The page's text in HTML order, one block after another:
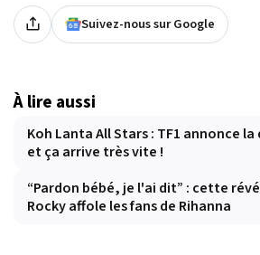
Suivez-nous sur Google
À lire aussi
Koh Lanta All Stars : TF1 annonce
et ça arrive très vite !
“Pardon bébé, je l'ai dit” : cette
Rocky affole les fans de Rihanna